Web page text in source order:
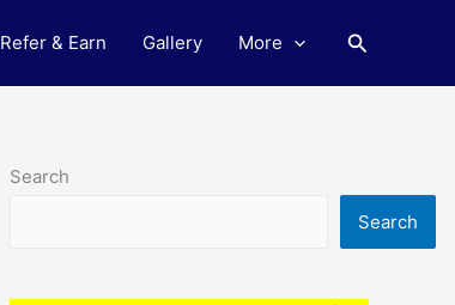
Refer & Earn Gallery More Search
Search
Search